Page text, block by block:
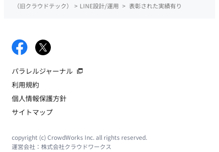
（旧クラウドテック）
> LINE設計/運用 > 表彰された実績有り
パラレルジャーナル
利用規約
個人情報保護方針
サイトマップ
copyright (c) CrowdWorks Inc. all rights reserved.
運営会社： 株式会社クラウドワークス